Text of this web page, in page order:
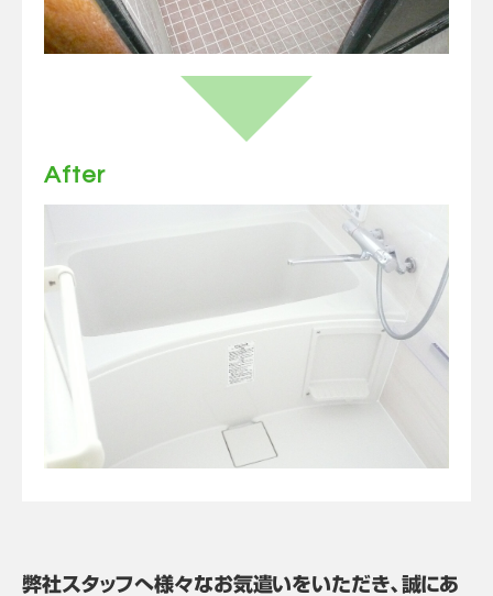
After
弊社スタッフへ様々なお気遣いをいただき、誠にあ